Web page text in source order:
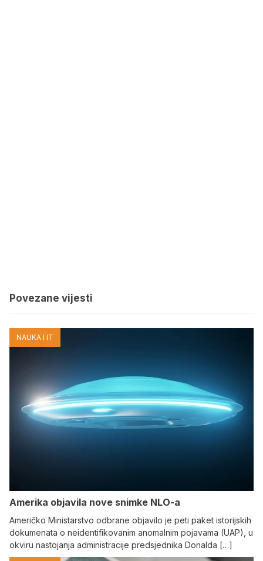
Povezane vijesti
NAUKA I IT
Amerika objavila nove snimke NLO-a
Američko Ministarstvo odbrane objavilo je peti paket istorijskih
dokumenata o neidentifikovanim anomalnim pojavama (UAP), u
okviru nastojanja administracije predsjednika Donalda […]